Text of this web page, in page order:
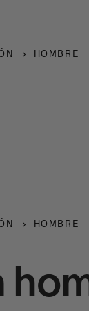
HOMBRE
HOMBRE